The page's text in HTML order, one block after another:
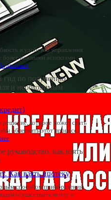
и удобство управления
более важными аспектами
гид по получению
и необходимым
решение, которое может стать
облегчить этот процесс,
руководство, как взять
способом приобретения
осуществить мечту о